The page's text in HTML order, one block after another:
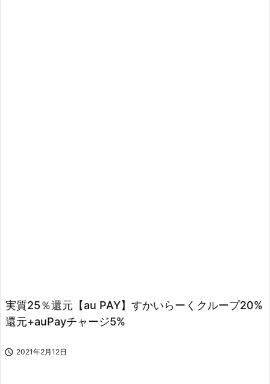
実質25％還元【au PAY】すかいらーくクループ20%
還元+auPayチャージ5%
 2021年2月12日